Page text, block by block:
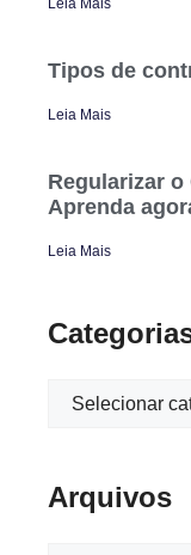
Leia Mais
Tipos de
Leia Mais
Regularizar o
Aprenda
Leia Mais
Arquivos